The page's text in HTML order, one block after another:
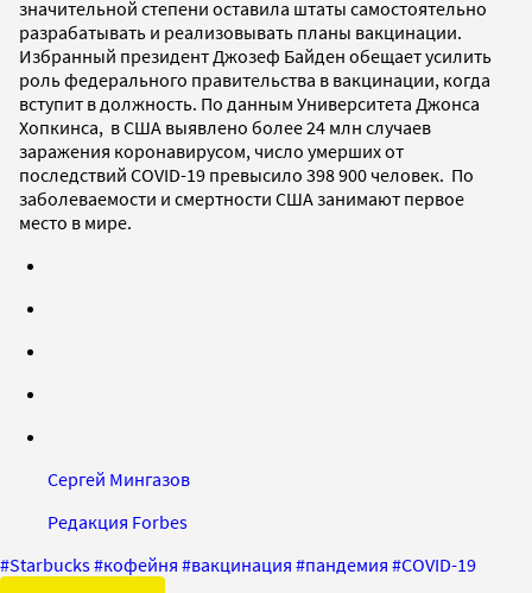
значительной степени оставила штаты самостоятельно
разрабатывать и реализовывать планы вакцинации.
Избранный президент Джозеф Байден обещает усилить
роль федерального правительства в вакцинации, когда
вступит в должность. По данным Университета Джонса
Хопкинса, в США выявлено более 24 млн случаев
заражения коронавирусом, число умерших от
последствий COVID-19 превысило 398 900 человек. По
заболеваемости и смертности США занимают первое
место в мире.
Сергей Мингазов
Редакция Forbes
#Starbucks#кофейня #вакцинация #пандемия #COVID-19